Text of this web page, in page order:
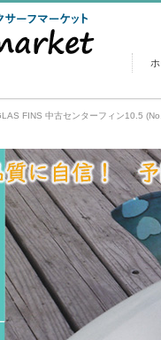
FINS 中古センターフィン10.5